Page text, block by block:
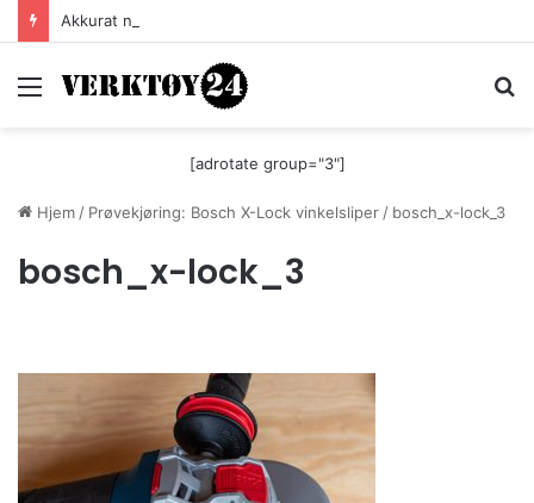
Akkurat nå er batteri-bordsaga til Festool billigere
Meny
[adrotate group="3"]
Hjem / Prøvekjøring: Bosch X-Lock vinkelsliper / bosch_x-lock_3
bosch_x-lock_3